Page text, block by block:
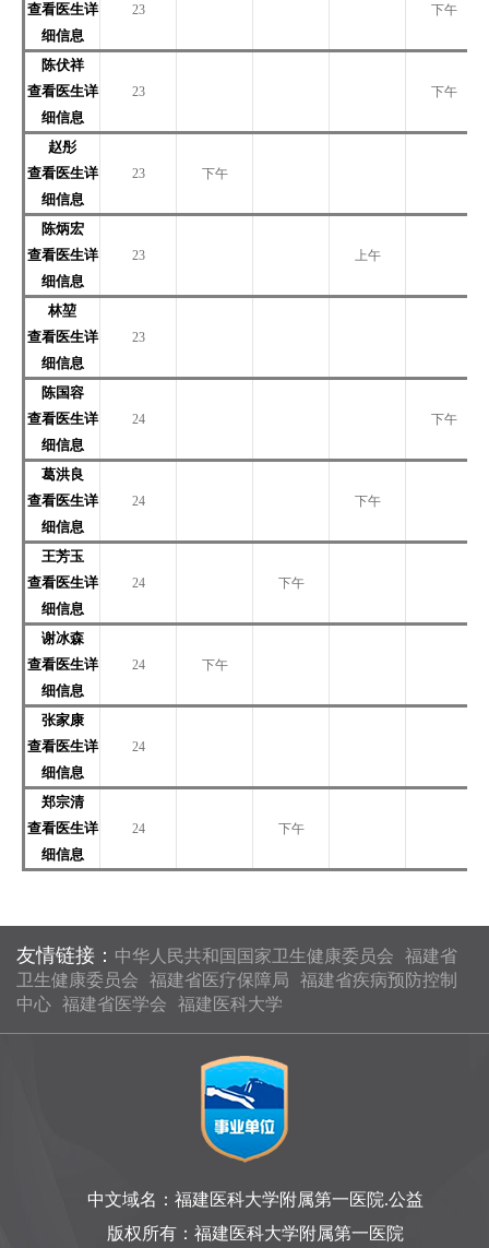
查看医生详
细信息
23 下午
陈伏祥
查看医生详
细信息
23 下午
赵彤
查看医生详
细信息
23 下午
陈炳宏
查看医生详
细信息
23 上午
林堃
查看医生详
细信息
23
陈国容
查看医生详
细信息
24 下午
葛洪良
查看医生详
细信息
24 下午
王芳玉
查看医生详
细信息
24 下午
谢冰森
查看医生详
细信息
24 下午
张家康
查看医生详
细信息
24
郑宗清
查看医生详
细信息
24 下午
友情链接： 中华人民共和国国家卫生健康委员会
福建省
卫生健康委员会
福建省医疗保障局
福建省疾病预防控制
中心 福建省医学会 福建医科大学
中文域名：福建医科大学附属第一医院.公益
版权所有：福建医科大学附属第一医院